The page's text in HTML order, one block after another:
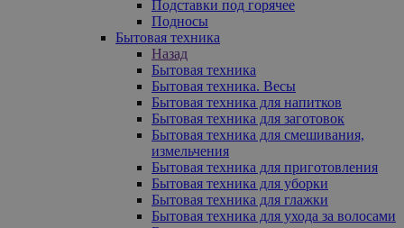
Подставки под горячее
Подносы
Бытовая техника
Назад
Бытовая техника
Бытовая техника. Весы
Бытовая техника для напитков
Бытовая техника для заготовок
Бытовая техника для смешивания,
измельчения
Бытовая техника для приготовления
Бытовая техника для уборки
Бытовая техника для глажки
Бытовая техника для ухода за волосами